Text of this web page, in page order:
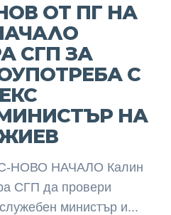
ОТ ПГ НА
СГП ЗА
С
НА
НОВО НАЧАЛО Калин
СГП да провери
министър и...